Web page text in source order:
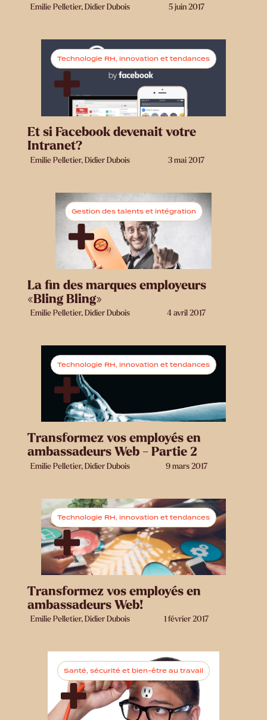
Emilie Pelletier, Didier Dubois 5 juin 2017
Technologie RH, innovation et tendances
Et si Facebook devenait votre
Intranet?
Emilie Pelletier, Didier Dubois 3 mai 2017
Gestion des talents et intégration
La fin des marques employeurs
«Bling Bling»
Emilie Pelletier, Didier Dubois 4 avril 2017
Technologie RH, innovation et tendances
Transformez vos employés en
ambassadeurs Web - Partie 2
Emilie Pelletier, Didier Dubois 9 mars 2017
Technologie RH, innovation et tendances
Transformez vos employés en
ambassadeurs Web!
Emilie Pelletier, Didier Dubois 1 février 2017
Santé, sécurité et bien-être au travail